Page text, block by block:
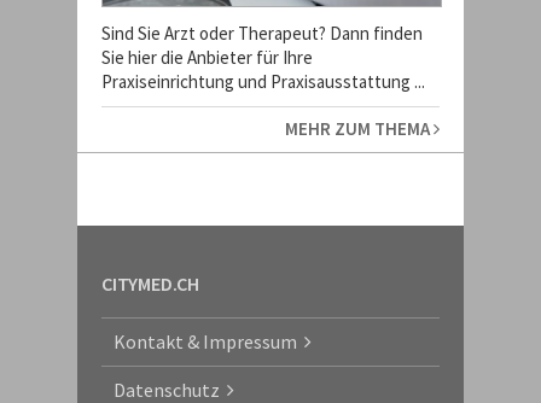
Sind Sie Arzt oder Therapeut? Dann finden
Sie hier die Anbieter für Ihre
Praxiseinrichtung und Praxisausstattung ...
MEHR ZUM THEMA
CITYMED.CH
Kontakt & Impressum
Datenschutz